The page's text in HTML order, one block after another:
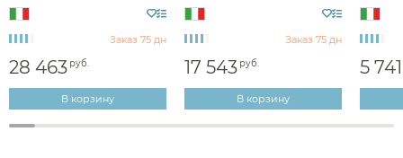
ИзбранноеПолки на ванну
Полки-ниши
Сиденья
Сушилки для рук
Фены и держатели
Душевые форсунки
Комплектующие для душа
Заказ 75 дн
28 463 руб.
В корзину
Заказ 75 дн
17 543 руб.
В корзину
5 741